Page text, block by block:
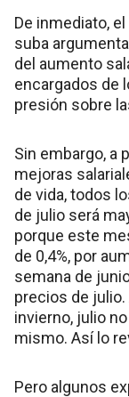
De inmediato,
suba
del aumento
encargados de
presión sobre
Sin embargo, a
mejoras
de vida, todos
de julio será
porque este
de 0,4%, por
semana de
precios de
invierno, julio
mismo. Así lo
Pero algunos